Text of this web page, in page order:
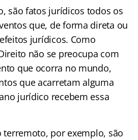
são fatos jurídicos todos os
que, de forma direta ou
jurídicos. Como
não se preocupa com
que ocorra no mundo,
que acarretam alguma
jurídico recebem essa
terremoto, por exemplo, são